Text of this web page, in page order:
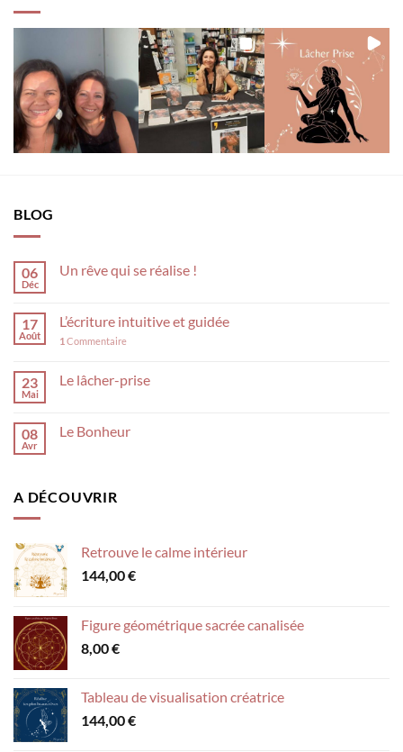
BLOG
06
Déc
Un rêve qui se réalise !
17
Août
L’écriture intuitive et guidée
1 Commentaire
23
Mai
Le lâcher-prise
08
Avr
Le Bonheur
A DÉCOUVRIR
Retrouve le calme intérieur
144,00€
Figure géométrique sacrée canalisée
8,00€
Tableau de visualisation créatrice
144,00€